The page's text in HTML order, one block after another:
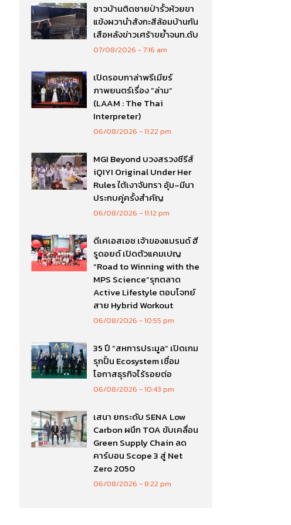
ชาวบ้านติดชายป่ารั้วห้วยขา
แข้งผวานำสังกะสีล้อมบ้านกัน
เสือหลังข่าวเศร้าขย้ำจนท.ดับ
07/08/2026 7:16 am
เปิดรอบกาล่าพรีเมียร์
ภาพยนตร์เรื่อง ”ล่าม“
(LAAM : The Thai
Interpreter)
06/08/2026 11:22 pm
MGI Beyond บวงสรวงซีรีส์
iQIYI Original Under Her
Rules ใต้เงาจันทรา อุ้ม–มีนา
ประกบคู่ครั้งสำคัญ
06/08/2026 11:12 pm
ดีเคเอสเอช เจ้าของแบรนด์ ฮี
รูดอยด์ เปิดตัวแคมเปญ
“Road to Winning with the
MPS Science”รุกตลาด
Active Lifestyle ตอบโจทย์
สาย Hybrid Workout
06/08/2026 10:55 pm
35 ปี “สหการประมูล” เปิดเกม
รุกปั้น Ecosystem เชื่อม
โอกาสธุรกิจไร้รอยต่อ
06/08/2026 10:43 pm
เสนา ยกระดับ SENA Low
Carbon ผนึก TOA ขับเคลื่อน
Green Supply Chain ลด
คาร์บอน Scope 3 สู่ Net
Zero 2050
06/08/2026 8:22 pm